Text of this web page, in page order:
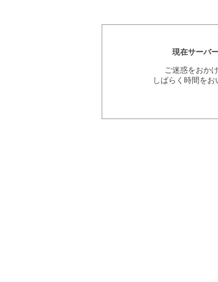
現在サーバ
ご迷惑をおか
しばらく時間を